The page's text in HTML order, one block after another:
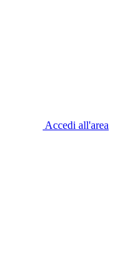
Accedi all'area